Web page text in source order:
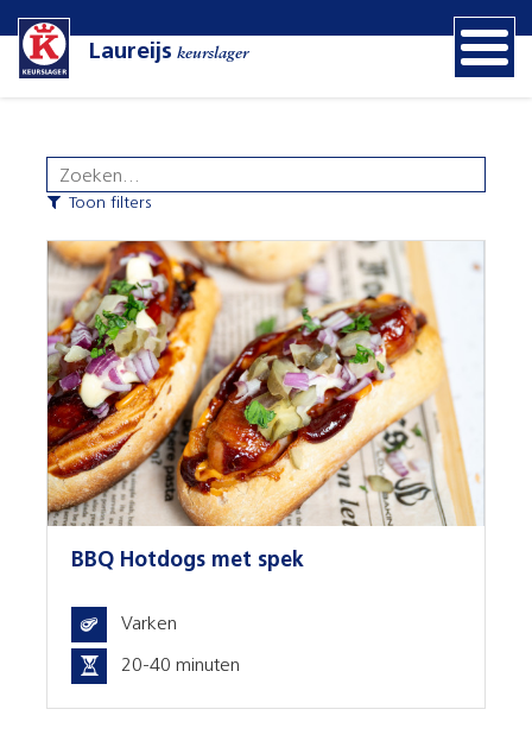
Laureijs keurslager
Toon filters
BBQ Hotdogs met spek
Varken
20-40 minuten